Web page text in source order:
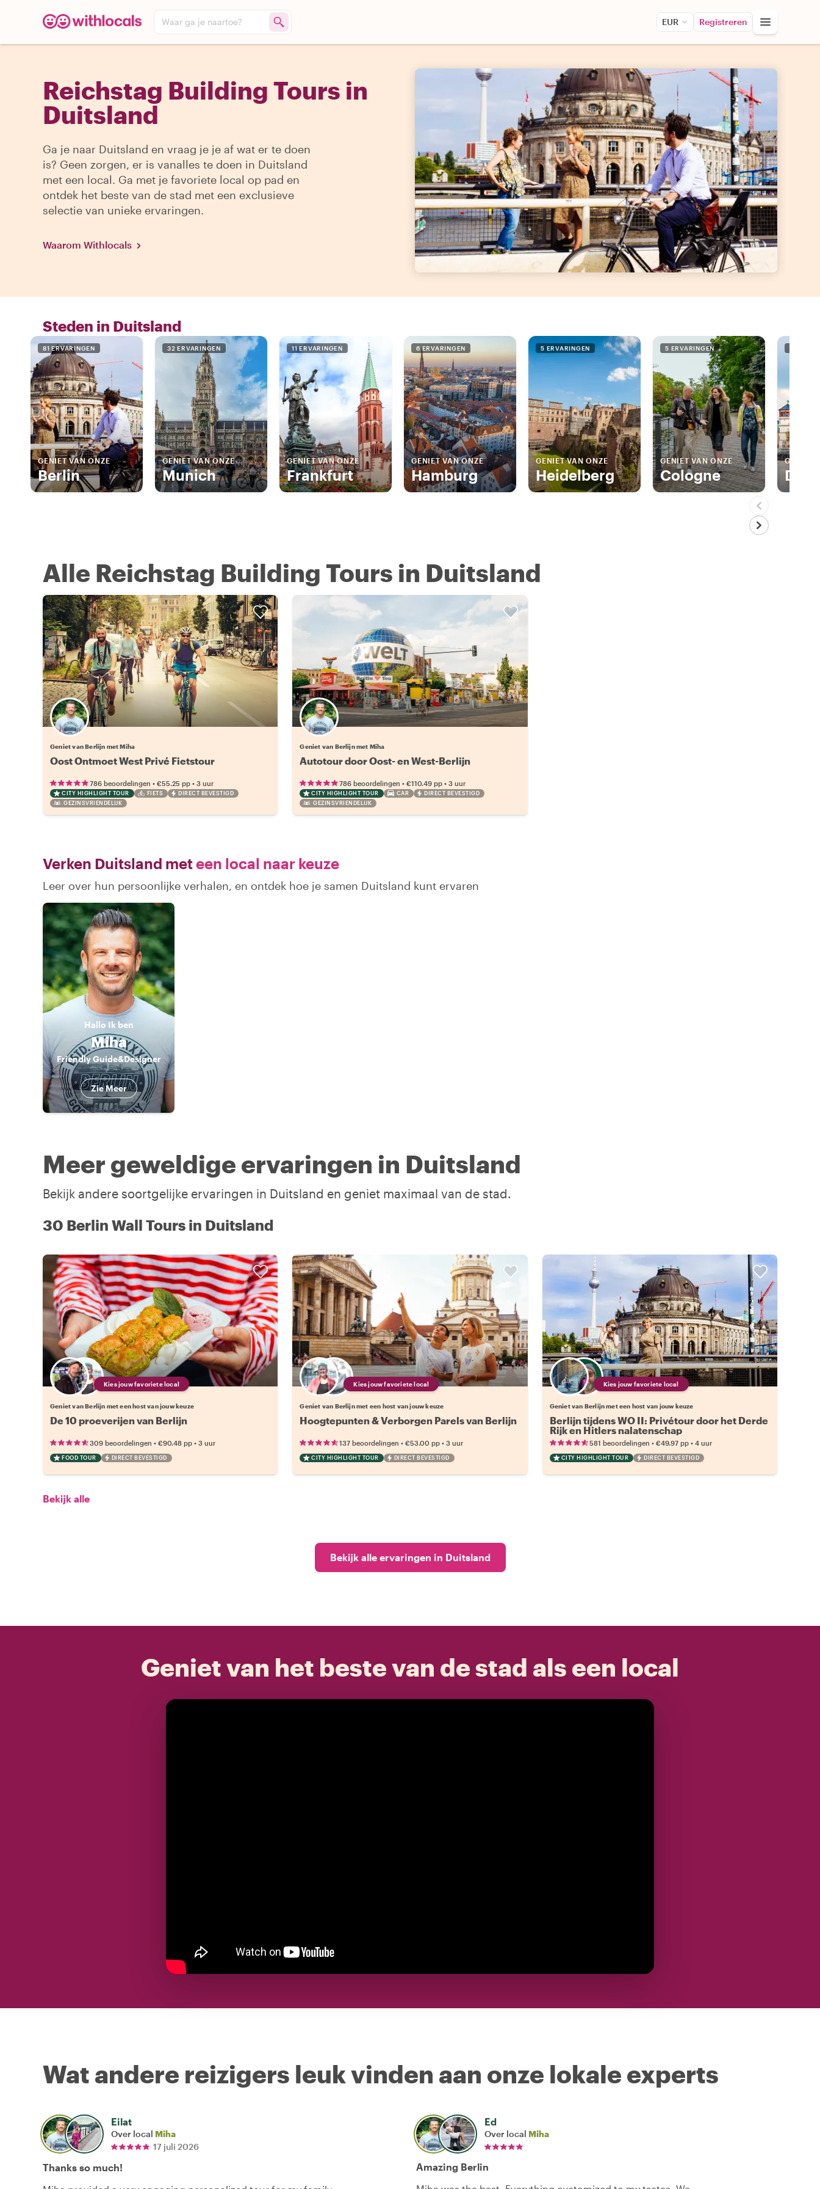
Waar ga je naartoe? EUR Registreren
Reichstag Building Tours in
Duitsland
Ga je naar Duitsland en vraag je je af wat er te doen
is? Geen zorgen, er is vanalles te doen in Duitsland
met een local. Ga met je favoriete local op pad en
ontdek het beste van de stad met een exclusieve
selectie van unieke ervaringen.
Waarom Withlocals
Steden in Duitsland
81 ERVARINGEN
GENIET VAN ONZE
Berlin
32 ERVARINGEN
GENIET VAN ONZE
Munich
11 ERVARINGEN
GENIET VAN ONZE
Frankfurt
6 ERVARINGEN
GENIET VAN ONZE
Hamburg
5 ERVARINGEN
GENIET VAN ONZE
Heidelberg
5 ERVARINGEN
GENIET VAN ONZE
Cologne
GENIET
Alle Reichstag Building Tours in Duitsland
Geniet van Berlijn met Miha
Oost Ontmoet West Privé Fietstour
786 beoordelingen • €55.25 pp • 3 uur
CITY HIGHLIGHT TOUR FIETS
DIRECT BEVESTIGD
GEZINSVRIENDELIJK
Geniet van Berlijn met Miha
Autotour door Oost- en West-Berlijn
786 beoordelingen •€110.49 pp •3 uur
CITY HIGHLIGHT TOUR CAR
DIRECT BEVESTIGD
GEZINSVRIENDELIJK
Verken Duitsland meteen local naar keuze
Leer over hun persoonlijke verhalen, en ontdek hoe je samen Duitsland kunt ervaren
Hallo Ik ben
Miha
Friendly Guide&Designer
Zie Meer
Meer geweldige ervaringen in Duitsland
Bekijk andere soortgelijke ervaringen in Duitsland en geniet maximaal van de stad.
30 Berlin Wall Tours in Duitsland
Kies jouw favoriete local
Geniet van Berlijn met een host van jouw keuze
De 10 proeverijen van Berlijn
309 beoordelingen • €90.48 pp • 3 uur
FOOD TOUR DIRECT BEVESTIGD
Kies jouw favoriete local
Geniet van Berlijn met een host van jouw keuze
Hoogtepunten & Verborgen Parels van Berlijn
137 beoordelingen •€53.00 pp •3 uur
CITY HIGHLIGHT TOUR DIRECT BEVESTIGD
Kies jouw favoriete local
Geniet van Berlijn met een host van jouw keuze
Berlijn tijdens WO II: Privétour door het Derde
Rijk en Hitlers nalatenschap
581 beoordelingen • €49.97 pp• 4 uur
CITY HIGHLIGHT TOUR DIRECT BEVESTIGD
Bekijk alle
Bekijk alle ervaringen in Duitsland
Geniet van het beste van de stad als een local
Wat andere reizigers leuk vinden aan onze lokale experts
Eilat
Over local Miha
17 juli 2026
Thanks so much!
Ed
Over local Miha
Amazing Berlin